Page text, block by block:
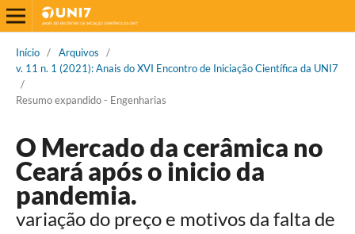
Início / Arquivos
/
v. 11 n. 1 (2021): Anais do XVI Encontro de Iniciação Científica da UNI7
/
Resumo expandido - Engenharias
O Mercado da cerâmica no
Ceará após o inicio da
pandemia.
variação do preço e motivos da falta de